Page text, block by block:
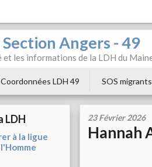
Section Angers - 49
les informations de la LDH du
Coordonnées LDH 49 SOS
LDH
à la ligue
23 Février 2026
Hannah